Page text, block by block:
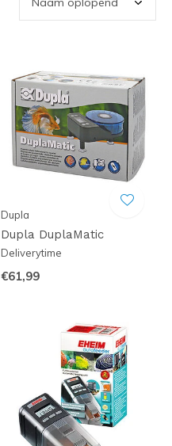
Dupla
Dupla DuplaMatic
Deliverytime
€61,99